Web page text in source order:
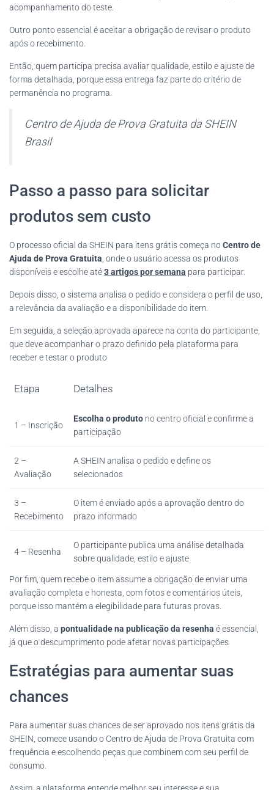
acompanhamento do teste.
Outro ponto essencial é aceitar a obrigação de revisar o produto
após o recebimento.
Então, quem participa precisa avaliar qualidade, estilo e ajuste de
forma detalhada, porque essa entrega faz parte do critério de
permanência no programa.
Centro de Ajuda de Prova Gratuita da SHEIN
Brasil
Passo a passo para solicitar
produtos sem custo
O processo oficial da SHEIN para itens grátis começa noCentro de
Ajuda de Prova Gratuita , onde o usuário acessa os produtos
disponíveis e escolhe até3 artigos por semana para participar.
Depois disso, o sistema analisa o pedido e considera o perfil de uso,
a relevância da avaliação e a disponibilidade do item.
Em seguida, a seleção aprovada aparece na conta do participante,
que deve acompanhar o prazo definido pela plataforma para
receber e testar o produto
Etapa Detalhes
1 – Inscrição
Escolha o produto no centro oficial e confirme a
participação
2 –
Avaliação
A SHEIN analisa o pedido e define os
selecionados
3 –
Recebimento
O item é enviado após a aprovação dentro do
prazo informado
4 – Resenha
O participante publica uma análise detalhada
sobre qualidade, estilo e ajuste
Por fim, quem recebe o item assume a obrigação de enviar uma
avaliação completa e honesta, com fotos e comentários úteis,
porque isso mantém a elegibilidade para futuras provas.
Além disso, a pontualidade na publicação da resenha é essencial,
já que o descumprimento pode afetar novas participações
Estratégias para aumentar suas
chances
Para aumentar suas chances de ser aprovado nos itens grátis da
SHEIN, comece usando o Centro de Ajuda de Prova Gratuita com
frequência e escolhendo peças que combinem com seu perfil de
consumo.